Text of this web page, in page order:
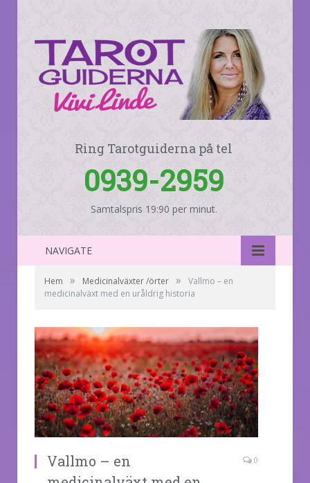
Ring Tarotguiderna på tel
0939-2959
Samtalspris 19:90 per minut.
NAVIGATE
Hem » Medicinalväxter /örter »
Vallmo – en
medicinalväxt med en uråldrig historia
Vallmo – en
0